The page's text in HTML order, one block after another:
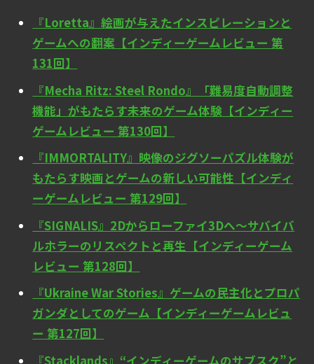
『Loretta』絵画が与えたインスピレーションと
ゲームへの翻案【インディーゲームレビュー 第
131回】
『Mecha Ritz: Steel Rondo』「難易度自動調整
機能」がもたらす未来のゲーム体験【インディー
ゲームレビュー 第130回】
『IMMORTALITY』映像のジグソーパズル体験が
もたらす映画とゲームの新しい可能性【インディ
ーゲームレビュー 第129回】
『SIGNALIS』2Dからローファイ3Dへ～サバイバ
ルホラーのリスペクトと再生【インディーゲーム
レビュー 第128回】
『Ukraine War Stories』ゲームの民主化とプロパ
ガンダとしてのゲーム【インディーゲームレビュ
ー 第127回】
『Stacklands』“インディーゲームのサブスク”と